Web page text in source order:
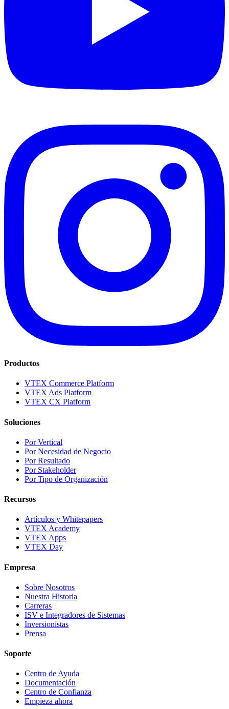
Productos
VTEX Commerce Platform
VTEX Ads Platform
VTEX CX Platform
Soluciones
Por Vertical
Por Necesidad de Negocio
Por Resultado
Por Stakeholder
Por Tipo de Organización
Recursos
Artículos y Whitepapers
VTEX Academy
VTEX Apps
VTEX Day
Empresa
Sobre Nosotros
Nuestra Historia
Carreras
ISV e Integradores de Sistemas
Inversionistas
Prensa
Soporte
Centro de Ayuda
Documentación
Centro de Confianza
Empieza ahora